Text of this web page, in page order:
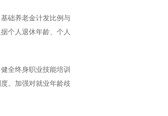
础养老金计发比例与
个人退休年龄、个人
全终身职业技能培训
。加强对就业年龄歧